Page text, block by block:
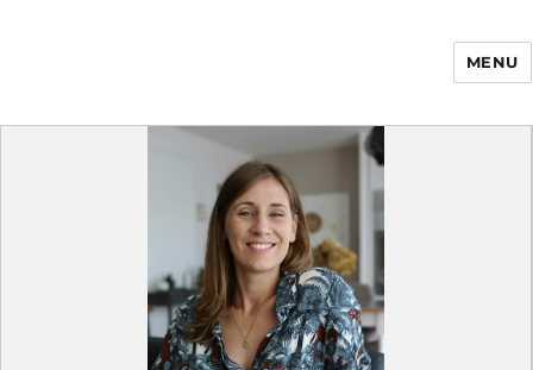
Enfance Made in
France
MENU